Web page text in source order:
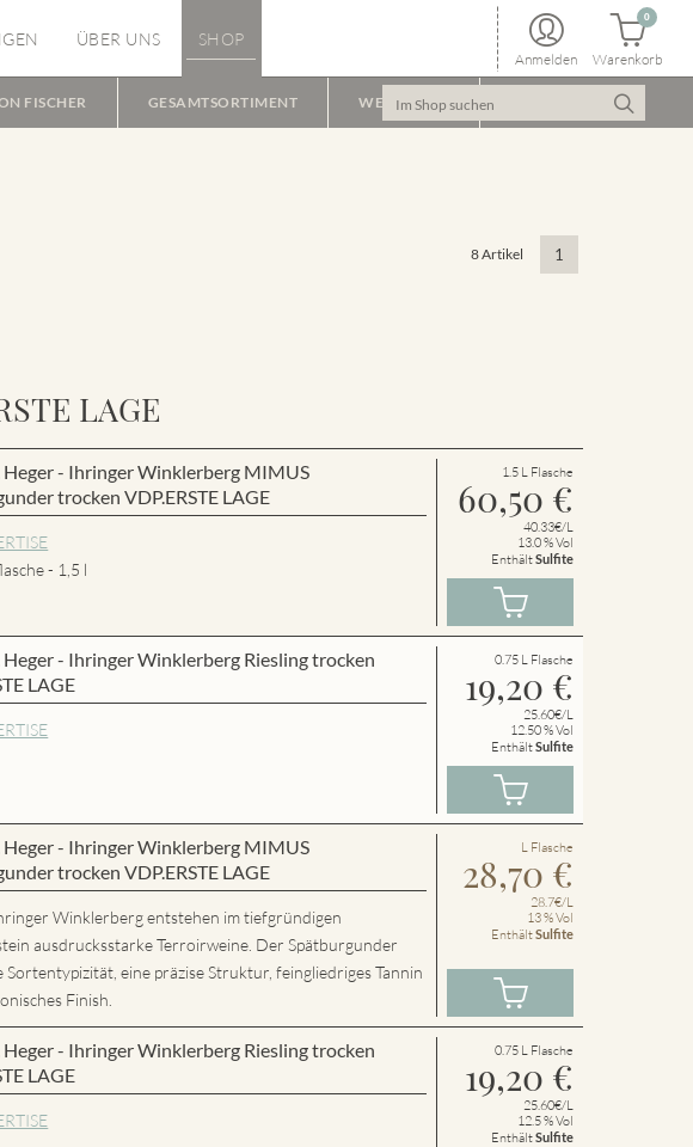
ÜBER UNS SHOP
Anmelden Warenkorb
0
FISCHER GESAMTSORTIMENT WEINPAKET
8 Artikel 1
LAGE
Heger - Ihringer Winklerberg MIMUS
trocken VDP.ERSTE LAGE
- 1,5 l
1.5 L Flasche
60,50 €
40.33€/L
13.0 % Vol
EnthältSulfite
Heger - Ihringer Winklerberg Riesling trocken
LAGE
0.75 L Flasche
19,20 €
25.60€/L
12.50 % Vol
EnthältSulfite
Heger - Ihringer Winklerberg MIMUS
trocken VDP.ERSTE LAGE
Winklerberg entstehen im tiefgründigen
ausdrucksstarke Terroirweine. Der Spätburgunder
Sortentypizität, eine präzise Struktur, feingliedriges Tannin
Finish.
L Flasche
28,70 €
28.7€/L
13 % Vol
EnthältSulfite
Heger - Ihringer Winklerberg Riesling trocken
LAGE
0.75 L Flasche
19,20 €
25.60€/L
12.5 % Vol
EnthältSulfite